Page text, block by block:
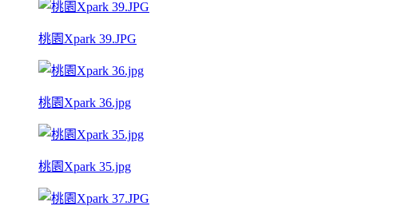
桃園Xpark 39.JPG
桃園Xpark 36.jpg
桃園Xpark 35.jpg